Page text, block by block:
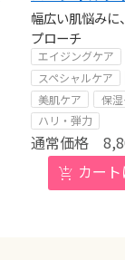
幅広い肌悩みに
プローチ
エイジングケア
スペシャルケア
美肌ケア
保
ハリ・弾力